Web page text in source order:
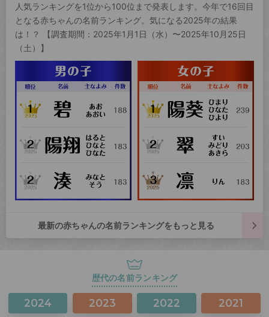
人気ランキングを1位から100位まで発表します。今年で16回目
となる赤ちゃんの名前ランキング。気になる2025年の結果
は！？ 【調査期間：2025年1月1日（水）〜2025年10月25日
（土）】
最新の赤ちゃんの名前ランキングをもっと見る
歴代の名前ランキング
2024 2023 2022 2021